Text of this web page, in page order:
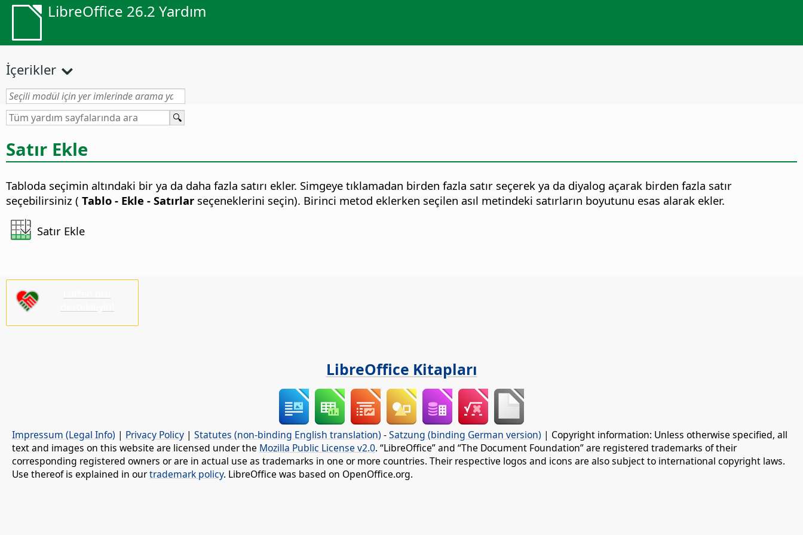
LibreOffice 26.2 Yardım
İçerikler
Satır Ekle
Tabloda seçimin altındaki bir ya da daha fazla satırı ekler. Simgeye tıklamadan birden fazla satır seçerek ya da diyalog açarak birden fazla satır
seçebilirsiniz ( Tablo - Ekle - Satırlar seçeneklerini seçin). Birinci metod eklerken seçilen asıl metindeki satırların boyutunu esas alarak ekler.
Satır Ekle
LibreOffice Kitapları
Impressum (Legal Info) | Privacy Policy | Statutes (non-binding English translation) -Satzung (binding German version) | Copyright information: Unless otherwise specified, all
text and images on this website are licensed under the Mozilla Public License v2.0. “LibreOffice” and “The Document Foundation” are registered trademarks of their
corresponding registered owners or are in actual use as trademarks in one or more countries. Their respective logos and icons are also subject to international copyright laws.
Use thereof is explained in ourtrademark policy. LibreOffice was based on OpenOffice.org.